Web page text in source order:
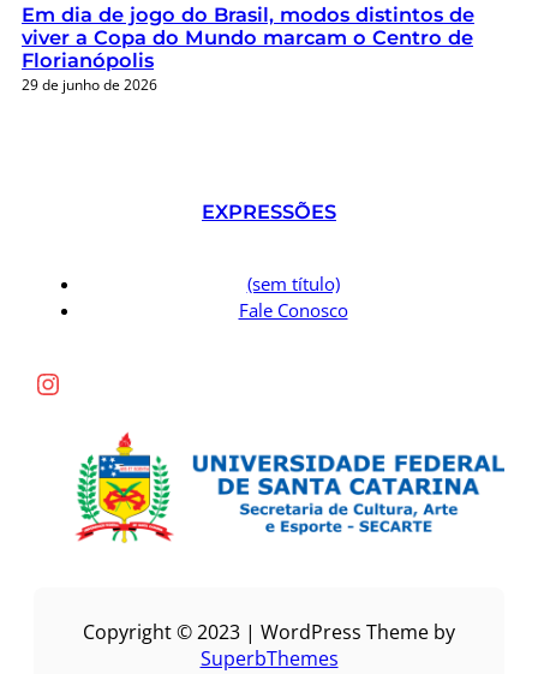
Em dia de jogo do Brasil, modos distintos de
viver a Copa do Mundo marcam o Centro de
Florianópolis
29 de junho de 2026
EXPRESSÕES
(sem título)
Fale Conosco
Instagram
Copyright © 2023 | WordPress Theme by
SuperbThemes